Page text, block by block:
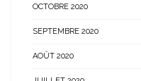
OCTOBRE 2020
SEPTEMBRE 2020
AOÛT 2020